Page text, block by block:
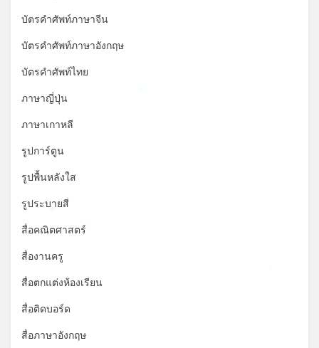
บัตรคำศัพท์ภาษาจีน
บัตรคำศัพท์ภาษาอังกฤษ
บัตรคำศัพท์ไทย
ภาษาญี่ปุ่น
ภาษาเกาหลี
รูปการ์ตูน
รูปพื้นหลังใส
รูประบายสี
สื่อคณิตศาสตร์
สื่องานครู
สื่อตกแต่งห้องเรียน
สื่อติดบอร์ด
สื่อภาษาอังกฤษ
*